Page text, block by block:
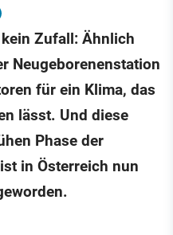
Zufall: Ähnlich
Neugeborenenstation
für ein Klima, das
lässt. Und diese
Phase der
in Österreich nun